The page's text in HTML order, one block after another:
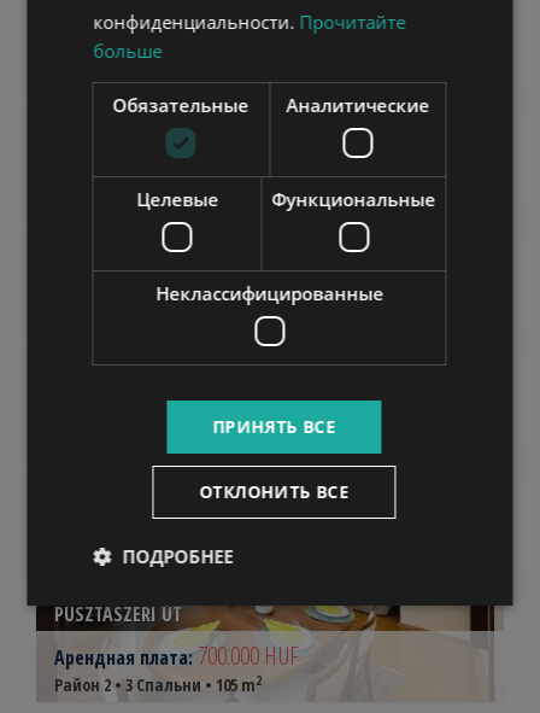
ДОБАВИТЬ В СПИСОК
PUSZTASZERI ÚT
Арендная плата:545.000 HUF
Район 2 • 3 Спальни • 105 m2
PUSZTASZERI ÚT
Арендная плата:700.000 HUF
Район 2 • 3 Спальни • 105 m2
конфиденциальности. Прочитайте
больше
Обязательные Аналитические
Целевые Функциональные
Неклассифицированные
ПРИНЯТЬ ВСЕ
ОТКЛОНИТЬ ВСЕ
ПОДРОБНЕЕ